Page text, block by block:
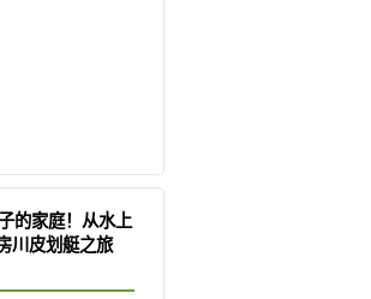
的家庭！从水上
川皮划艇之旅